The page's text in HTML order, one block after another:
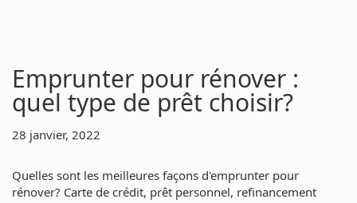
Emprunter pour rénover :
quel type de prêt choisir?
28 janvier, 2022
Quelles sont les meilleures façons d'emprunter pour
rénover? Carte de crédit, prêt personnel, refinancement